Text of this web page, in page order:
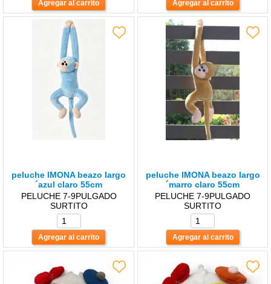
peluche lMONA beazo largo
´azul claro 55cm
PELUCHE 7-9PULGADO
SURTITO
peluche lMONA beazo largo
´marro claro 55cm
PELUCHE 7-9PULGADO
SURTITO